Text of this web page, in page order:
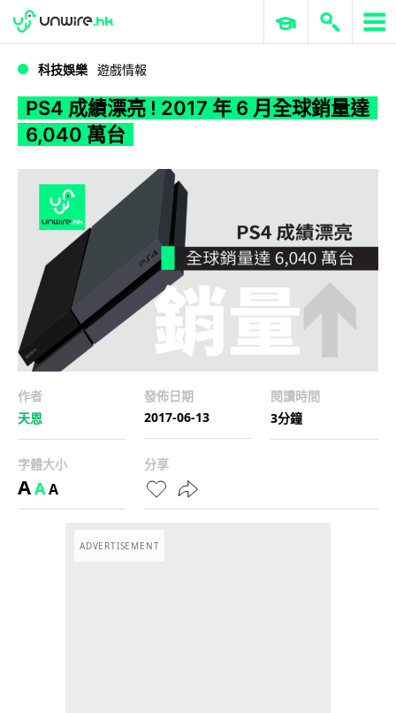
WWDC 2026 ERP 與商業 AI
科技娛樂 遊戲情報
PS4 成績漂亮 ! 2017 年 6 月全球銷量達
6,040 萬台
作者
天恩
發佈日期
2017-06-13
閱讀時間
3分鐘
字體大小
AAA
分享
ADVERTISEMENT